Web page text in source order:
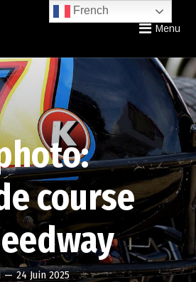
Menu
course
— 24 Juin 2025
French